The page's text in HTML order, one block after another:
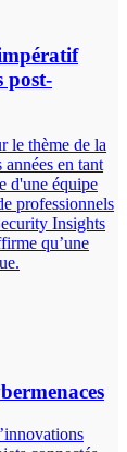
post-
le thème de la
en tant
d'une équipe
professionnels
Insights
qu’une